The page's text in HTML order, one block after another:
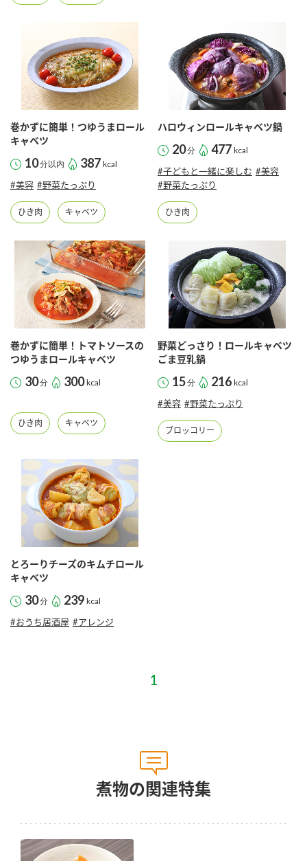
巻かずに簡単！つゆうまロール
キャベツ
10分以内 387 kcal
#美容 #野菜たっぷり
ひき肉 キャベツ
ハロウィンロールキャベツ鍋
20分 477 kcal
#子どもと一緒に楽しむ #美容
#野菜たっぷり
ひき肉
巻かずに簡単！トマトソースの
つゆうまロールキャベツ
30分 300 kcal
ひき肉 キャベツ
野菜どっさり！ロールキャベツ
ごま豆乳鍋
15分 216 kcal
#美容 #野菜たっぷり
ブロッコリー
とろーりチーズのキムチロール
キャベツ
30分 239 kcal
#おうち居酒屋 #アレンジ
煮物の関連特集